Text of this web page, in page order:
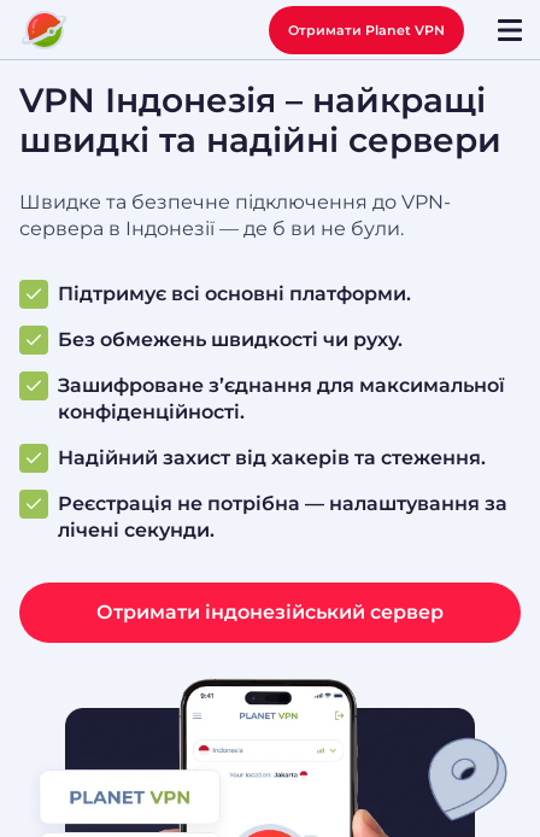
Отримати Planet VPN
VPN Індонезія – найкращі
швидкі та надійні сервери
Швидке та безпечне підключення до VPN-
сервера в Індонезії — де б ви не були.
Підтримує всі основні платформи.
Без обмежень швидкості чи руху.
Зашифроване з’єднання для максимальної
конфіденційності.
Надійний захист від хакерів та стеження.
Реєстрація не потрібна — налаштування за
лічені секунди.
Отримати індонезійський сервер